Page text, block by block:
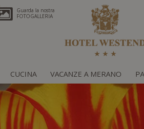
Guarda la nostra
FOTOGALLERIA
CUCINA VACANZE A MERANO